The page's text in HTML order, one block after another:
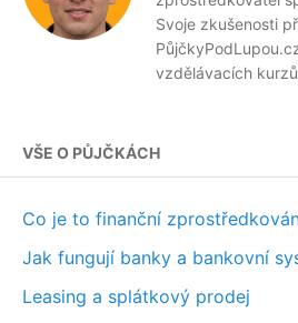
Svoje zkušenosti
vzdělávacích
VŠE O PŮJČKÁCH
Co je to finanční
Jak fungují banky a bankovní
Leasing a splátkový prodej